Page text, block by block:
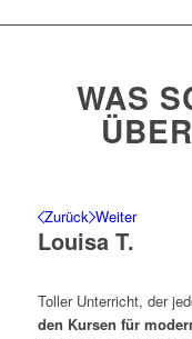
WAS
Zurück Weiter
Louisa T.
Toller Unterricht, der
den Kursen für